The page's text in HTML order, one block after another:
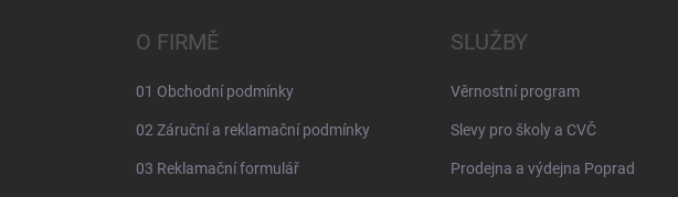
O FIRMĚ
01 Obchodní podmínky
02 Záruční a reklamační podmínky
03 Reklamační formulář
SLUŽBY
Věrnostní program
Slevy pro školy a CVČ
Prodejna a výdejna Poprad